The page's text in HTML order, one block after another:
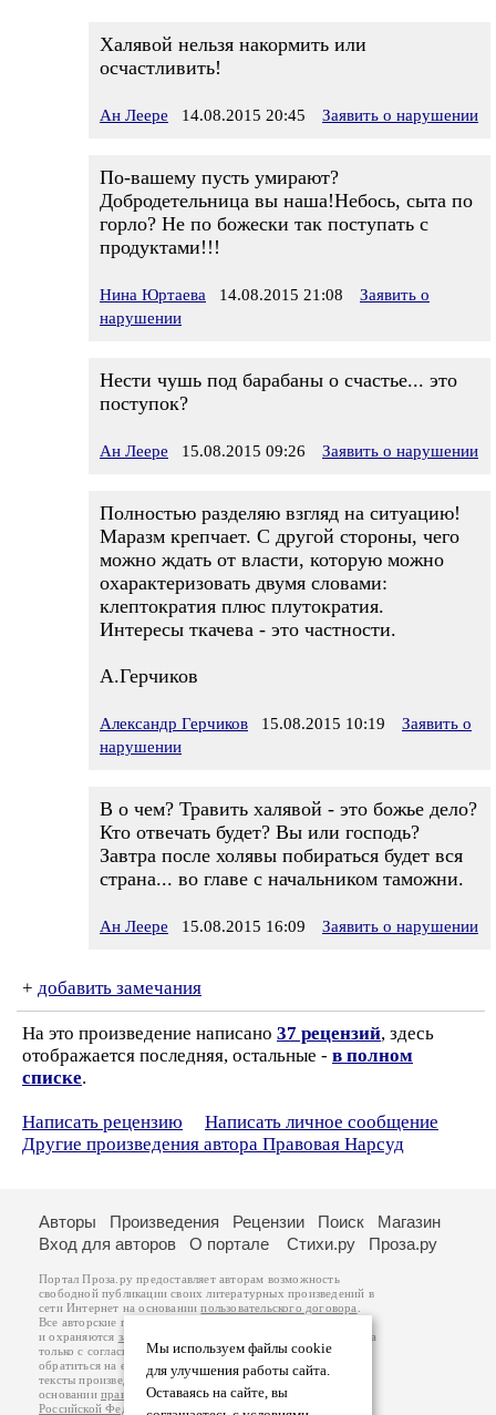
Халявой нельзя накормить или
осчастливить!
Ан Леере 14.08.2015 20:45 Заявить о нарушении
По-вашему пусть умирают?
Добродетельница вы наша!Небось, сыта по
горло? Не по божески так поступать с
продуктами!!!
Нина Юртаева 14.08.2015 21:08
Заявить о
нарушении
Нести чушь под барабаны о счастье... это
поступок?
Ан Леере 15.08.2015 09:26 Заявить о нарушении
Полностью разделяю взгляд на ситуацию!
Маразм крепчает. С другой стороны, чего
можно ждать от власти, которую можно
охарактеризовать двумя словами:
клептократия плюс плутократия.
Интересы ткачева - это частности.
А.Герчиков
Александр Герчиков 15.08.2015 10:19
Заявить о
нарушении
В о чем? Травить халявой - это божье дело?
Кто отвечать будет? Вы или господь?
Завтра после холявы побираться будет вся
страна... во главе с начальником таможни.
Ан Леере 15.08.2015 16:09 Заявить о нарушении
+ добавить замечания
На это произведение написано 37 рецензий, здесь
отображается последняя, остальные - в полном
списке.
Написать рецензию
Написать личное сообщение
Другие произведения автора Правовая Нарсуд
Мы используем файлы cookie
для улучшения работы сайта.
Оставаясь на сайте, вы
Авторы Произведения Рецензии Поиск
Магазин
Вход для авторов
О портале Стихи.ру Проза.ру
Портал Проза.ру предоставляет авторам возможность
свободной публикации своих литературных произведений в
сети Интернет на основаниипользовательского договора
Все авторские права на произведения принадлежат авторам
и охраняются законом
. Перепечатка произведений возможна
только с согласия его автора, к которому вы можете
обратиться на его авторской странице. Ответственность за
тексты произведений авторы несут самостоятельно на
основанииправил публикацииизаконодательства
Российской Федерации